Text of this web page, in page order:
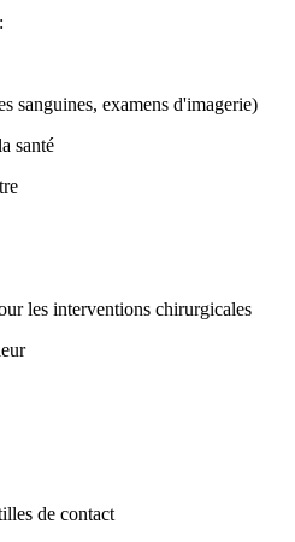
sanguines, examens d'imagerie)
santé
les interventions chirurgicales
de contact